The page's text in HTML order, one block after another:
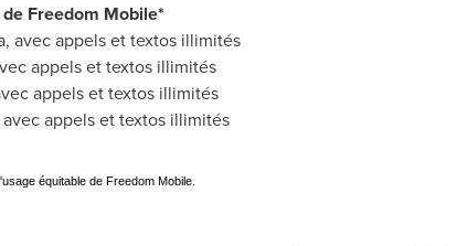
Freedom Mobile*
, avec appels et textos illimités
appels et textos illimités
appels et textos illimités
appels et textos illimités
équitable de Freedom Mobile.